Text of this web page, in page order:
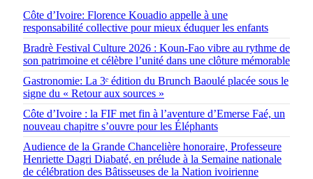
Côte d’Ivoire: Florence Kouadio appelle à une
responsabilité collective pour mieux éduquer les enfants
Bradrè Festival Culture 2026 : Koun-Fao vibre au rythme de
son patrimoine et célèbre l’unité dans une clôture mémorable
Gastronomie: La 3ᵉ édition du Brunch Baoulé placée sous le
signe du « Retour aux sources »
Côte d’Ivoire : la FIF met fin à l’aventure d’Emerse Faé, un
nouveau chapitre s’ouvre pour les Éléphants
Audience de la Grande Chancelière honoraire, Professeure
Henriette Dagri Diabaté, en prélude à la Semaine nationale
de célébration des Bâtisseuses de la Nation ivoirienne